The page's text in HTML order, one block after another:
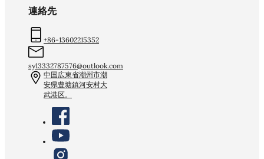
連絡先
+86-13602215352
sy13332787576@outlook.com
中国広東省潮州市潮
安県豊塘鎮河安村大
武港区。